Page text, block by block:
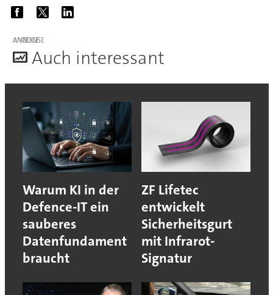
ANZEIGE
Auch interessant
Warum KI in der
Defence-IT ein
sauberes
Datenfundament
braucht
ZF Lifetec
entwickelt
Sicherheitsgurt
mit Infrarot-
Signatur